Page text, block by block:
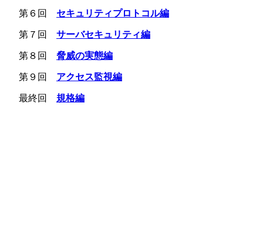
第６回 セキュリティプロトコル編
第７回 サーバセキュリティ編
第８回 脅威の実態編
第９回 アクセス監視編
最終回 規格編